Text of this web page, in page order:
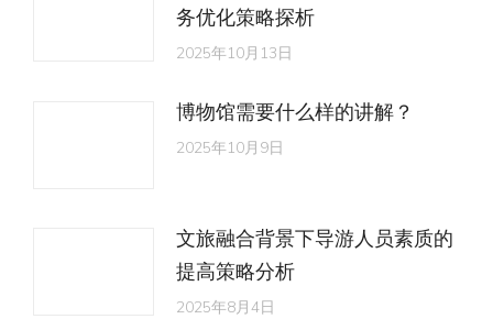
务优化策略探析
2025年10月13日
博物馆需要什么样的讲解？
2025年10月9日
文旅融合背景下导游人员素质的
提高策略分析
2025年8月4日